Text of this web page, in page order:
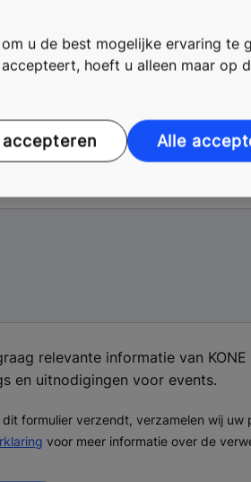
hoe we u kunnen helpen. Geef
relevante informatie van
en uitnodigingen voor events.
dit formulier verzendt, verzamelen wij
voor meer informatie over de
u de best mogelijke ervaring te
hoeft u alleen maar op
Alle